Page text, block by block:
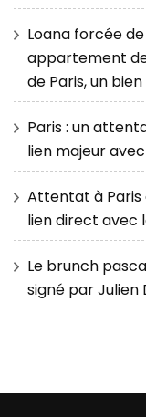
Loana forcée
appartement
de Paris, un
Paris : un
lien majeur avec
Attentat à Paris
lien direct avec
Le brunch
signé par Julien